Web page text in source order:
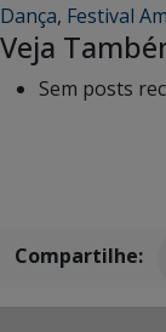
Dança, Festival
Veja
Sem posts
Compartilhe: